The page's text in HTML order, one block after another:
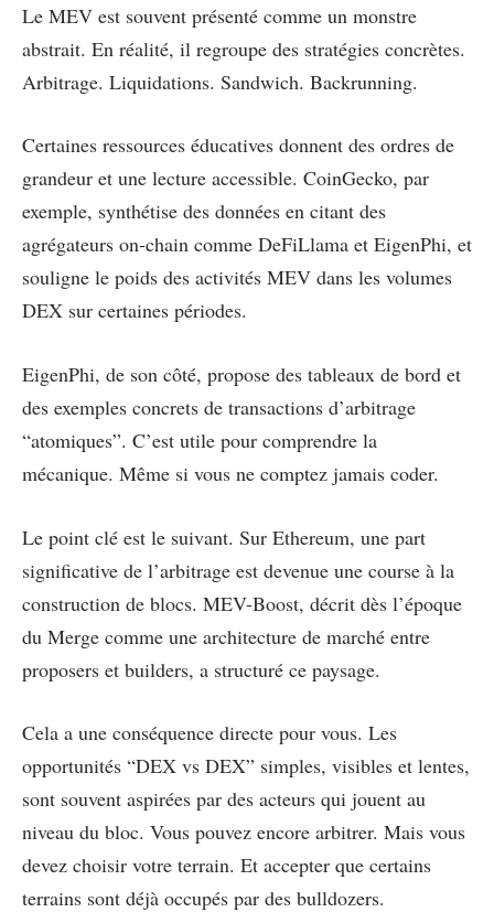
Le MEV est souvent présenté comme un monstre
abstrait. En réalité, il regroupe des stratégies concrètes.
Arbitrage. Liquidations. Sandwich. Backrunning.
Certaines ressources éducatives donnent des ordres de
grandeur et une lecture accessible. CoinGecko, par
exemple, synthétise des données en citant des
agrégateurs on-chain comme DeFiLlama et EigenPhi, et
souligne le poids des activités MEV dans les volumes
DEX sur certaines périodes.
EigenPhi, de son côté, propose des tableaux de bord et
des exemples concrets de transactions d’arbitrage
“atomiques”. C’est utile pour comprendre la
mécanique. Même si vous ne comptez jamais coder.
Le point clé est le suivant. Sur Ethereum, une part
significative de l’arbitrage est devenue une course à la
construction de blocs. MEV-Boost, décrit dès l’époque
du Merge comme une architecture de marché entre
proposers et builders, a structuré ce paysage.
Cela a une conséquence directe pour vous. Les
opportunités “DEX vs DEX” simples, visibles et lentes,
sont souvent aspirées par des acteurs qui jouent au
niveau du bloc. Vous pouvez encore arbitrer. Mais vous
devez choisir votre terrain. Et accepter que certains
terrains sont déjà occupés par des bulldozers.